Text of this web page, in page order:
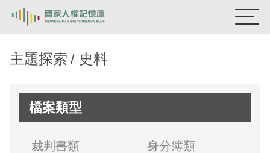
新生訓導處
主題探索 史料
檔案類型
裁判書類 身分簿類